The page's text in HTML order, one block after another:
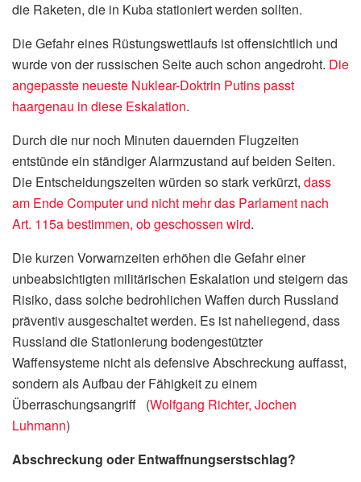
die Raketen, die in Kuba stationiert werden sollten.
Die Gefahr eines Rüstungswettlaufs ist offensichtlich und
wurde von der russischen Seite auch schon angedroht. Die
angepasste neueste Nuklear-Doktrin Putins passt
haargenau in diese Eskalation.
Durch die nur noch Minuten dauernden Flugzeiten
entstünde ein ständiger Alarmzustand auf beiden Seiten.
Die Entscheidungszeiten würden so stark verkürzt, dass
am Ende Computer und nicht mehr das Parlament nach
Art. 115a bestimmen, ob geschossen wird.
Die kurzen Vorwarnzeiten erhöhen die Gefahr einer
unbeabsichtigten militärischen Eskalation und steigern das
Risiko, dass solche bedrohlichen Waffen durch Russland
präventiv ausgeschaltet werden. Es ist naheliegend, dass
Russland die Stationierung bodengestützter
Waffensysteme nicht als defensive Abschreckung auffasst,
sondern als Aufbau der Fähigkeit zu einem
Überraschungsangriff (Wolfgang Richter, Jochen
Luhmann)
Abschreckung oder Entwaffnungserstschlag?